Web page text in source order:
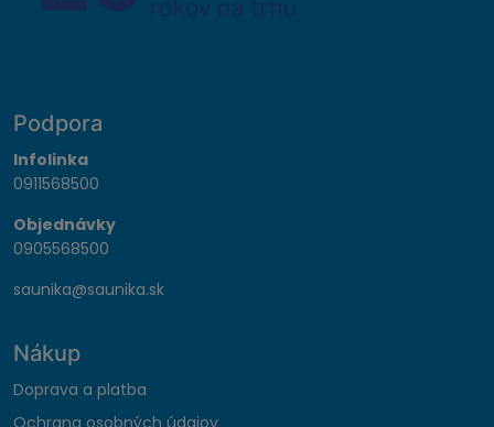
Podpora
Infolinka
0911568500
Objednávky
0905568500
saunika@saunika.sk
Nákup
Doprava a platba
Ochrana osobných údajov